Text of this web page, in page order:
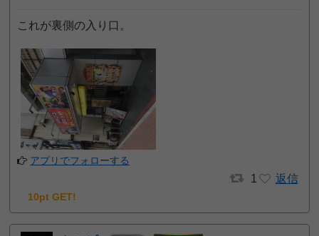
これが裏側の入り口。
アプリでフォローする
1 返信
10pt GET!